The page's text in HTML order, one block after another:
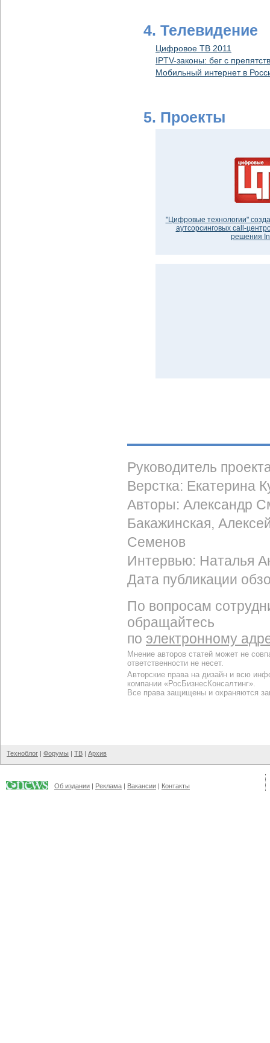
4. Телевидение
Цифровое ТВ 2011
IPTV-законы: бег с
Мобильный интернет в
5. Проекты
"Цифровые технологии"
аутсорсинговых call-
решения
Руководитель
Верстка: Екатерина
Авторы: Александр
Бакажинская,
Семенов
Интервью: Наталья
Дата публикации
По вопросам
обращайтесь
по электронному
Мнение авторов статей может не
ответственности не несет.
Авторские права на дизайн и всю
компании «РосБизнесКонсалтинг».
Все права защищены и охраняются
Техноблог | Форумы | ТВ | Архив
Об издании | Реклама | Вакансии | Контакты